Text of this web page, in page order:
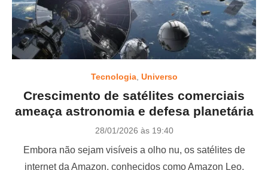
Tecnologia, Universo
Crescimento de satélites comerciais
ameaça astronomia e defesa planetária
P
s
28/01/2026 às 19:40
Embora não sejam visíveis a olho nu, os satélites de
internet da Amazon, conhecidos como Amazon Leo,